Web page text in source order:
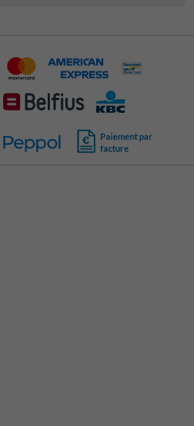
Paiement par
facture